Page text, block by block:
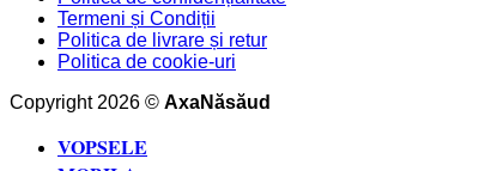
Termeni și Condiții
Politica de livrare și retur
Politica de cookie-uri
Copyright 2026 © AxaNăsăud
VOPSELE